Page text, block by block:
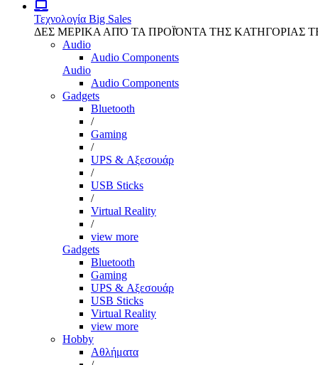
Τεχνολογία Big Sales
ΔΕΣ ΜΕΡΙΚΑ ΑΠΌ ΤΑ ΠΡΟΪΌΝΤΑ ΤΗΣ ΚΑΤΗΓΟΡΙΑΣ
Audio
Audio Components
Audio
Audio Components
Gadgets
Bluetooth
/
Gaming
/
UPS & Αξεσουάρ
/
USB Sticks
/
Virtual Reality
/
view more
Gadgets
Bluetooth
Gaming
UPS & Αξεσουάρ
USB Sticks
Virtual Reality
view more
Hobby
Αθλήματα